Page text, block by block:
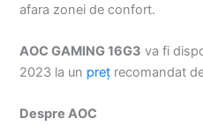
afara zonei de confort.
AOC GAMING 16G3 va fi
2023 la un preț recomandat
Despre AOC